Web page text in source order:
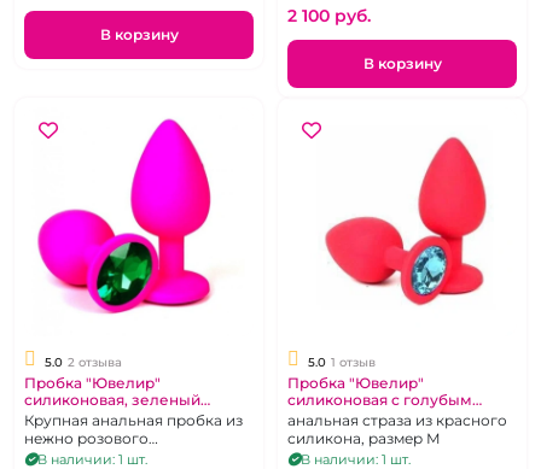
В корзину
2 100 pуб.
В корзину
5.0 2 отзыва
Пробка "Ювелир"
силиконовая, зеленый
кристалл.
Крупная анальная пробка из
нежно розового
силикона.Размер L
В наличии: 1 шт.
5.0 1 отзыв
Пробка "Ювелир"
силиконовая с голубым
кристаллом
анальная страза из красного
силикона, размер М
В наличии: 1 шт.